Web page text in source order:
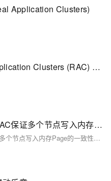
Application Clusters)
关系型数据库Oracle Real Application Clusters (RAC) 提供集群环境下的高可用性
分布式锁设计问题之Oracle RAC保证多个节点写入内存Page的一致性如何解决
分布式锁设计问题之Oracle RAC保证多个节点写入内存Page的一致性如何解决